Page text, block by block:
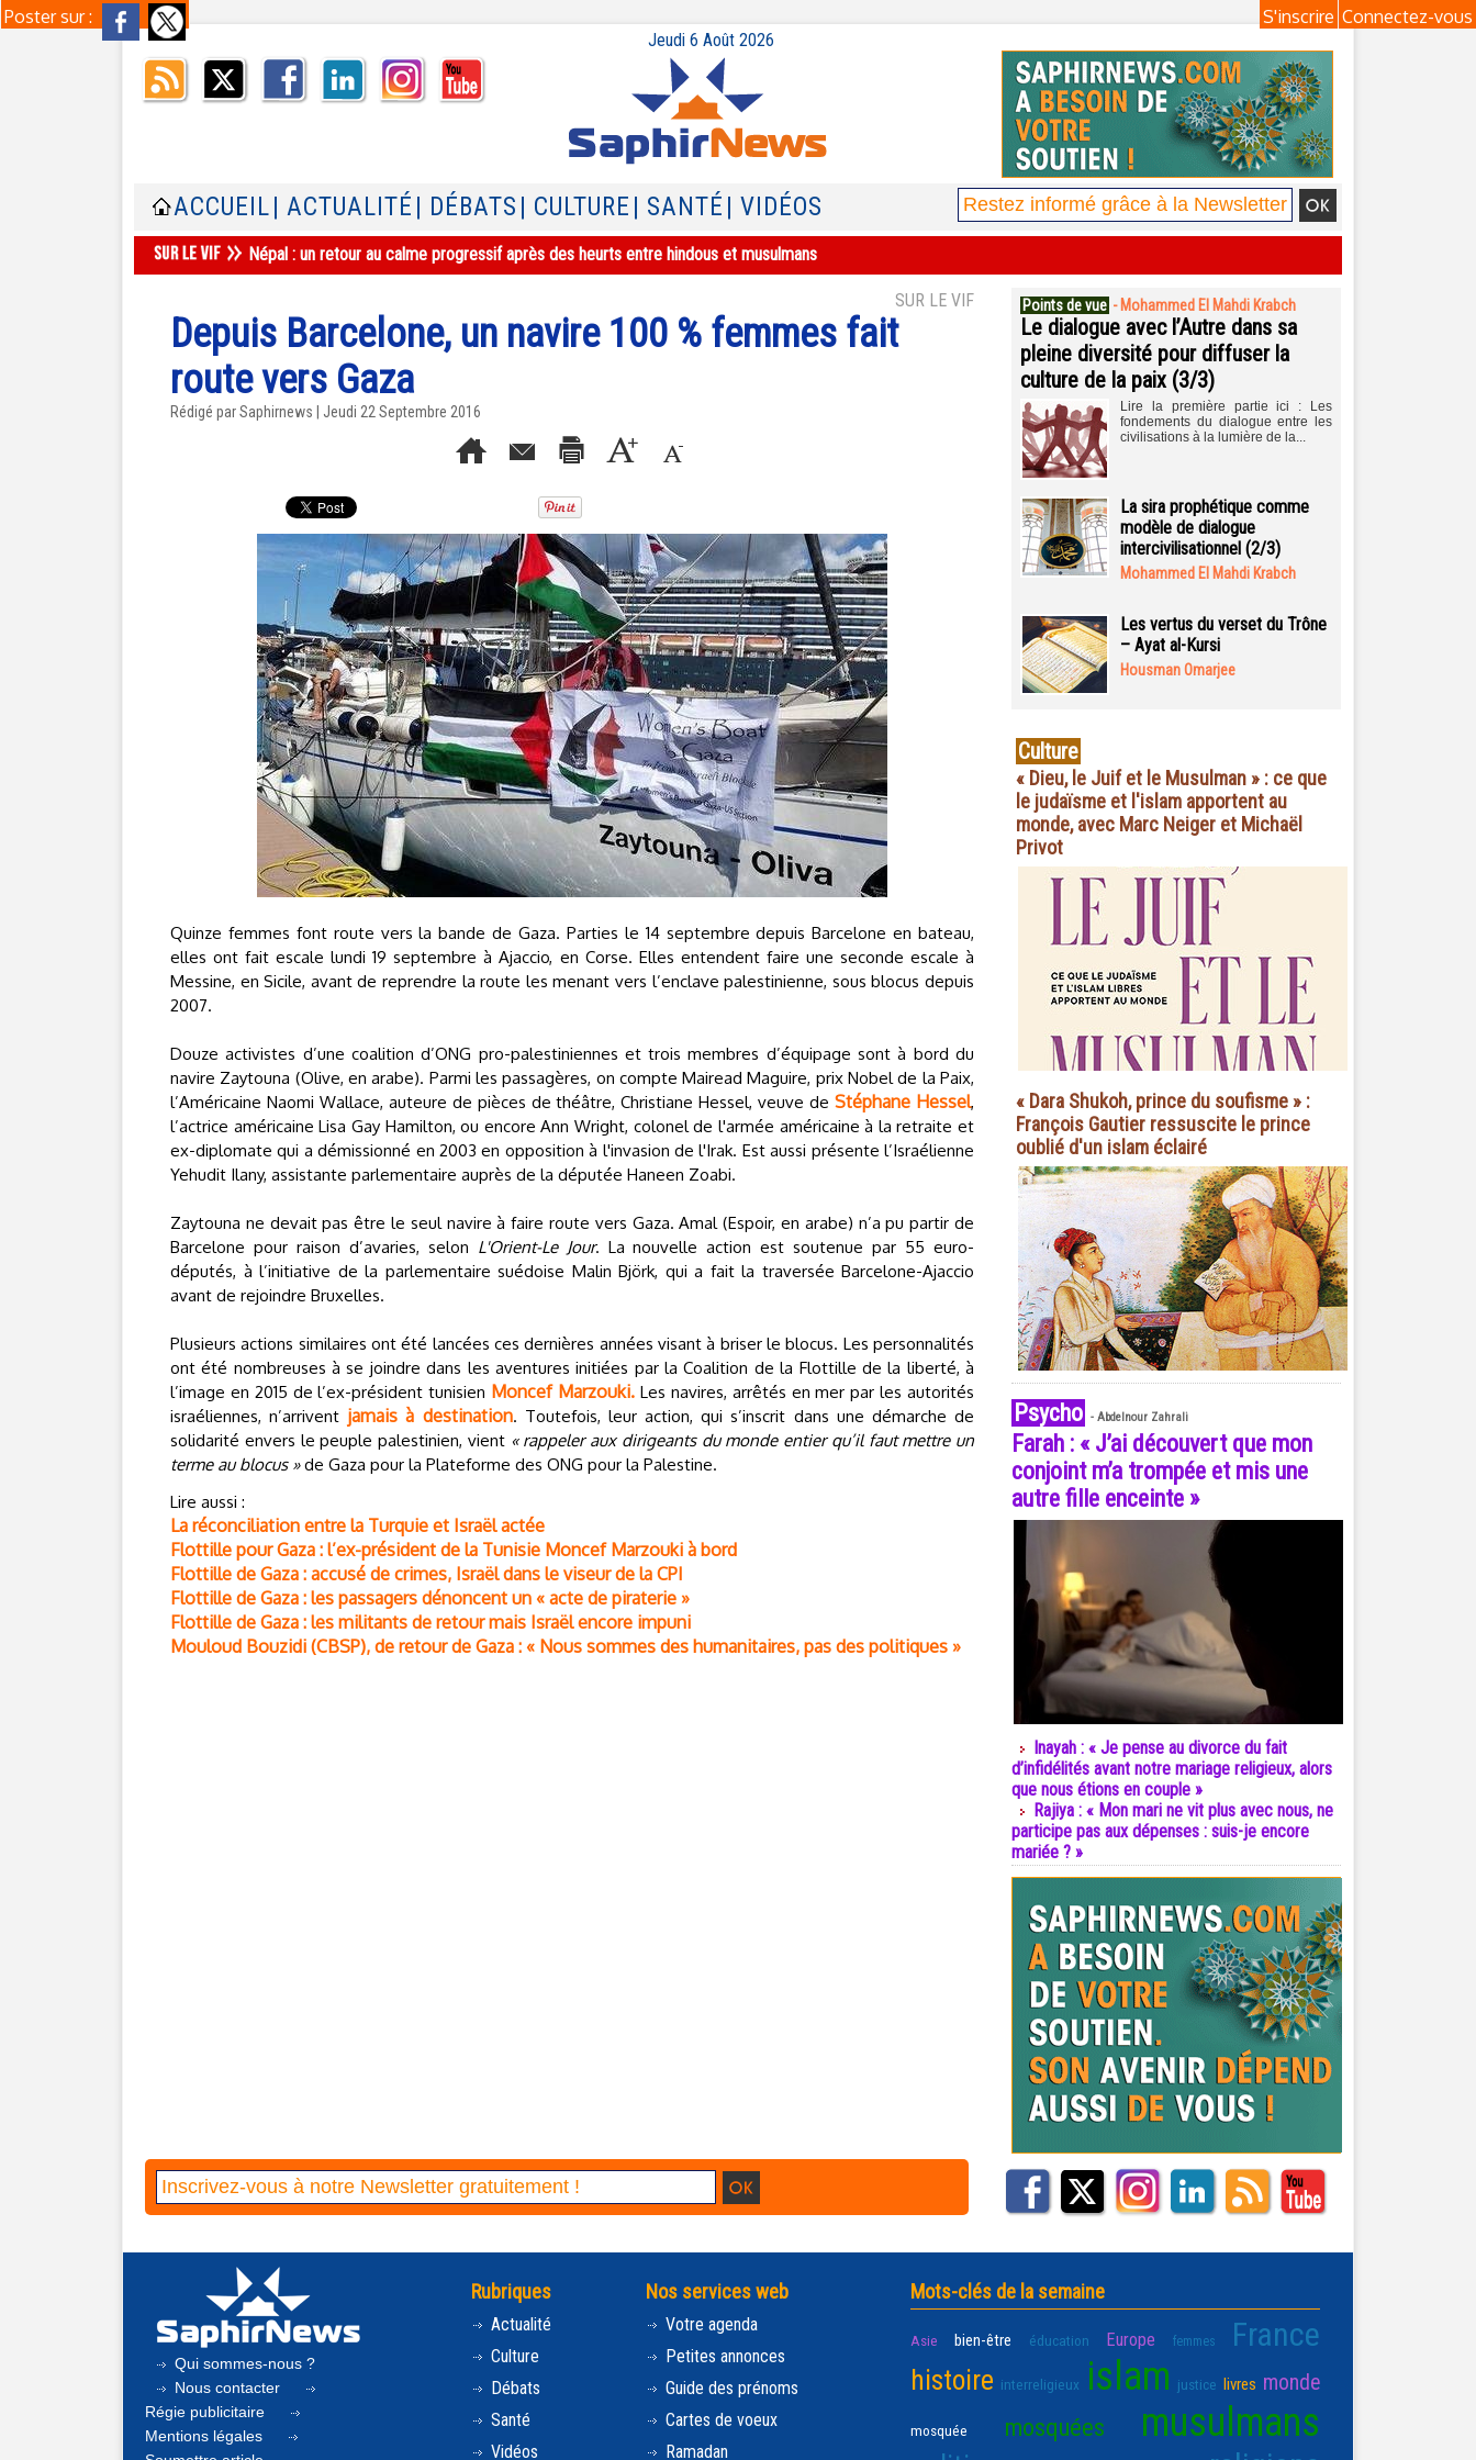
Poster sur : Connectez-vous
S'inscrire
Jeudi 6 Août 2026
ACCUEIL | ACTUALITÉ | DÉBATS | CULTURE | SANTÉ | VIDÉOS
Aulnay-sous-Bois : une mosquée fermée six mois par la préfecture, la justice saisie
SUR LE VIF
Depuis Barcelone, un navire 100 % femmes fait
route vers Gaza
Rédigé par Saphirnews | Jeudi 22 Septembre 2016
Quinze femmes font route vers la bande de Gaza. Parties le 14 septembre depuis Barcelone en bateau,
elles ont fait escale lundi 19 septembre à Ajaccio, en Corse. Elles entendent faire une seconde escale à
Messine, en Sicile, avant de reprendre la route les menant vers l’enclave palestinienne, sous blocus depuis
2007.
Douze activistes d’une coalition d’ONG pro-palestiniennes et trois membres d’équipage sont à bord du
navire Zaytouna (Olive, en arabe). Parmi les passagères, on compte Mairead Maguire, prix Nobel de la Paix,
l’Américaine Naomi Wallace, auteure de pièces de théâtre, Christiane Hessel, veuve deStéphane Hessel,
l’actrice américaine Lisa Gay Hamilton, ou encore Ann Wright, colonel de l'armée américaine à la retraite et
ex-diplomate qui a démissionné en 2003 en opposition à l'invasion de l'Irak. Est aussi présente l’Israélienne
Yehudit Ilany, assistante parlementaire auprès de la députée Haneen Zoabi.
Zaytouna ne devait pas être le seul navire à faire route vers Gaza. Amal (Espoir, en arabe) n’a pu partir de
Barcelone pour raison d’avaries, selon L'Orient-Le Jour. La nouvelle action est soutenue par 55 euro-
députés, à l’initiative de la parlementaire suédoise Malin Björk, qui a fait la traversée Barcelone-Ajaccio
avant de rejoindre Bruxelles.
Plusieurs actions similaires ont été lancées ces dernières années visant à briser le blocus. Les personnalités
ont été nombreuses à se joindre dans les aventures initiées par la Coalition de la Flottille de la liberté, à
l’image en 2015 de l’ex-président tunisien Moncef Marzouki. Les navires, arrêtés en mer par les autorités
israéliennes, n’arrivent jamais à destination. Toutefois, leur action, qui s’inscrit dans une démarche de
solidarité envers le peuple palestinien, vient « rappeler aux dirigeants du monde entier qu’il faut mettre un
terme au blocus »de Gaza pour la Plateforme des ONG pour la Palestine.
Lire aussi :
La réconciliation entre la Turquie et Israël actée
Flottille pour Gaza : l’ex-président de la Tunisie Moncef Marzouki à bord
Flottille de Gaza : accusé de crimes, Israël dans le viseur de la CPI
Flottille de Gaza : les passagers dénoncent un « acte de piraterie »
Flottille de Gaza : les militants de retour mais Israël encore impuni
Mouloud Bouzidi (CBSP), de retour de Gaza : « Nous sommes des humanitaires, pas des politiques »
Points de vue - Mohammed El Mahdi Krabch
Le dialogue avec l’Autre dans sa
pleine diversité pour diffuser la
culture de la paix (3/3)
Lire la première partie ici : Les
fondements du dialogue entre les
civilisations à la lumière de la...
La sira prophétique comme
modèle de dialogue
intercivilisationnel (2/3)
Mohammed El Mahdi Krabch
Les vertus du verset du Trône
– Ayat al-Kursi
Housman Omarjee
Culture
« Dieu, le Juif et le Musulman » : ce que
le judaïsme et l'islam apportent au
monde, avec Marc Neiger et Michaël
Privot
« Dara Shukoh, prince du soufisme » :
François Gautier ressuscite le prince
oublié d'un islam éclairé
Psycho - Abdelnour Zahrali
Farah : « J’ai découvert que mon
conjoint m’a trompée et mis une
autre fille enceinte »
Inayah : « Je pense au divorce du fait
d’infidélités avant notre mariage religieux, alors
que nous étions en couple »
Rajiya : « Mon mari ne vit plus avec nous, ne
participe pas aux dépenses : suis-je encore
mariée ? »
Qui sommes-nous ?
Nous contacter
Régie publicitaire
Mentions légales
Rubriques
Actualité
Culture
Débats
Santé
Vidéos
Nos services web
Votre agenda
Petites annonces
Guide des prénoms
Cartes de voeux
Ramadan
Mots-clés de la semaine
Asie bien-être éducation Europe femmes France
histoire interreligieux islam justice livres monde
mosquée mosquées musulmans